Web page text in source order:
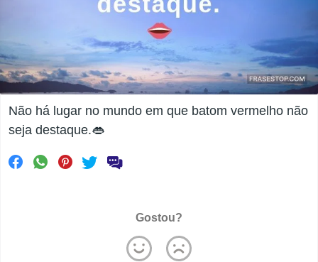
Não há lugar no mundo em que batom vermelho não
seja destaque.👄
Gostou?